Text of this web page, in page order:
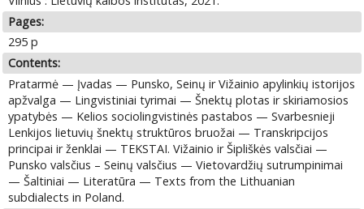
Pages:
295 p
Contents:
Pratarmė — Įvadas — Punsko, Seinų ir Vižainio apylinkių istorijos
apžvalga — Lingvistiniai tyrimai — Šnektų plotas ir skiriamosios
ypatybės — Kelios sociolingvistinės pastabos — Svarbesnieji
Lenkijos lietuvių šnektų struktūros bruožai — Transkripcijos
principai ir ženklai — TEKSTAI. Vižainio ir Šipliškės valsčiai —
Punsko valsčius – Seinų valsčius — Vietovardžių sutrumpinimai
— Šaltiniai — Literatūra — Texts from the Lithuanian
subdialects in Poland.